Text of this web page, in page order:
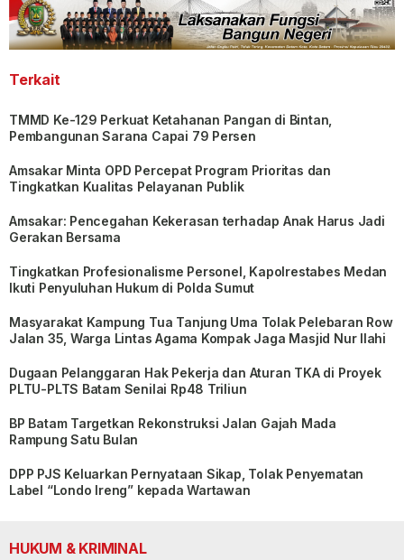
Terkait
TMMD Ke-129 Perkuat Ketahanan Pangan di Bintan,
Pembangunan Sarana Capai 79 Persen
Amsakar Minta OPD Percepat Program Prioritas dan
Tingkatkan Kualitas Pelayanan Publik
Amsakar: Pencegahan Kekerasan terhadap Anak Harus Jadi
Gerakan Bersama
Tingkatkan Profesionalisme Personel, Kapolrestabes Medan
Ikuti Penyuluhan Hukum di Polda Sumut
Masyarakat Kampung Tua Tanjung Uma Tolak Pelebaran Row
Jalan 35, Warga Lintas Agama Kompak Jaga Masjid Nur Ilahi
Dugaan Pelanggaran Hak Pekerja dan Aturan TKA di Proyek
PLTU-PLTS Batam Senilai Rp48 Triliun
BP Batam Targetkan Rekonstruksi Jalan Gajah Mada
Rampung Satu Bulan
DPP PJS Keluarkan Pernyataan Sikap, Tolak Penyematan
Label “Londo Ireng” kepada Wartawan
HUKUM & KRIMINAL